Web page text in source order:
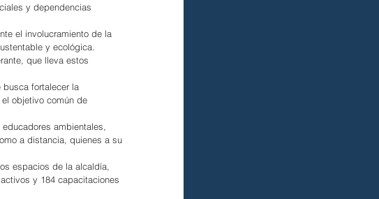
y dependencias
el involucramiento de la
y ecológica.
que lleva estos
fortalecer la
objetivo común de
ambientales,
a distancia, quienes a su
espacios de la alcaldía,
y 184 capacitaciones